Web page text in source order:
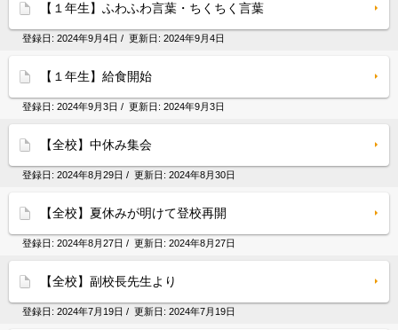
【１年生】ふわふわ言葉・ちくちく言葉
登録日: 2024年9月4日 / 更新日: 2024年9月4日
【１年生】給食開始
登録日: 2024年9月3日 / 更新日: 2024年9月3日
【全校】中休み集会
登録日: 2024年8月29日 / 更新日: 2024年8月30日
【全校】夏休みが明けて登校再開
登録日: 2024年8月27日 / 更新日: 2024年8月27日
【全校】副校長先生より
登録日: 2024年7月19日 / 更新日: 2024年7月19日